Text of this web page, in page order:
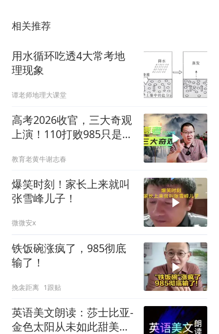
相关推荐
用水循环吃透4大常考地
理现象
谭老师地理大课堂
高考2026收官，三大奇观
上演！110打败985只是其
教育老黄牛谢志春
爆笑时刻！家长上来就叫
张雪峰儿子！
微微安x
铁饭碗涨疯了，985彻底
输了！
挽衾距离 1跟贴
英语美文朗读：莎士比亚-
金色太阳从未如此甜美吻